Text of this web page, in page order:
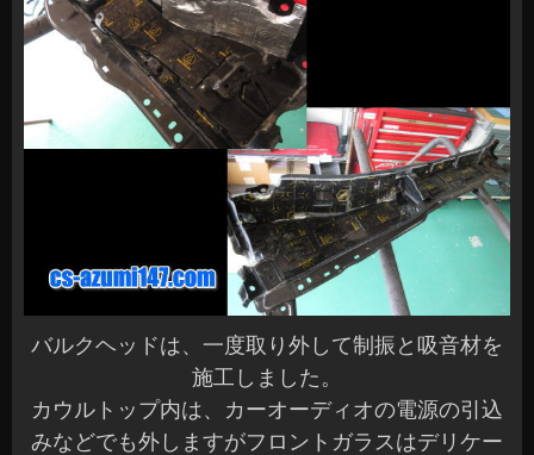
バルクヘッドは、一度取り外して制振と吸音材を
施工しました。
カウルトップ内は、カーオーディオの電源の引込
みなどでも外しますがフロントガラスはデリケー